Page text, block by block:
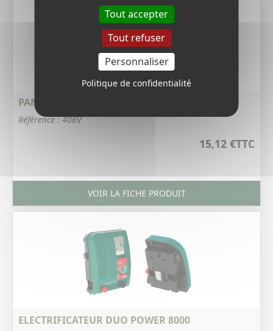
Tout accepter
Tout refuser
Personnaliser
Politique de confidentialité
PANNEAU SOLAIRE 15 W - 6 VOLTS
Référence : 406V
15,12 €TTC
VOIR LA FICHE PRODUIT
ELECTRIFICATEUR DUO POWER 8000